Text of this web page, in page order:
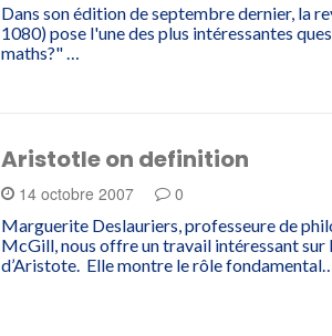
Dans son édition de septembre dernier, la
1080) pose l'une des plus intéressantes
maths?" …
Aristotle on definition
14 octobre 2007 0
Marguerite Deslauriers, professeure de
McGill, nous offre un travail intéressant
d’Aristote. Elle montre le rôle